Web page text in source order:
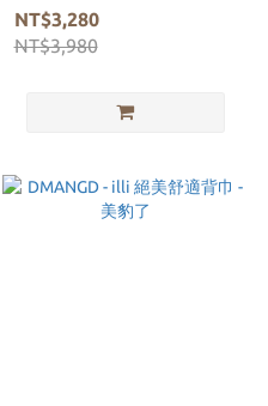
NT$3,280
NT$3,980